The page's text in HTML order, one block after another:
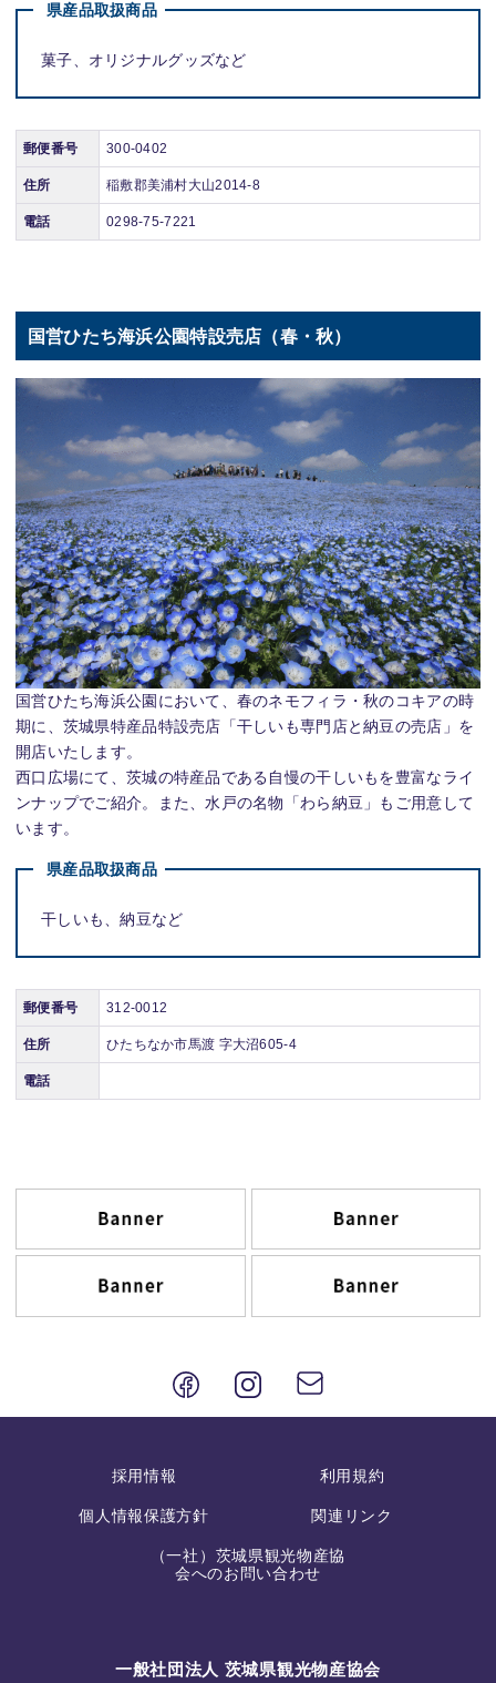
県産品取扱商品
菓子、オリジナルグッズなど
郵便番号 300-0402
住所 稲敷郡美浦村大山2014-8
電話 0298-75-7221
国営ひたち海浜公園特設売店（春・秋）
国営ひたち海浜公園において、春のネモフィラ・秋のコキアの時
期に、茨城県特産品特設売店「干しいも専門店と納豆の売店」を
開店いたします。
西口広場にて、茨城の特産品である自慢の干しいもを豊富なライ
ンナップでご紹介。また、水戸の名物「わら納豆」もご用意して
います。
県産品取扱商品
干しいも、納豆など
郵便番号 312-0012
住所 ひたちなか市馬渡 字大沼605-4
電話
採用情報 利用規約
個人情報保護方針 関連リンク
（一社）茨城県観光物産協
会へのお問い合わせ
一般社団法人 茨城県観光物産協会